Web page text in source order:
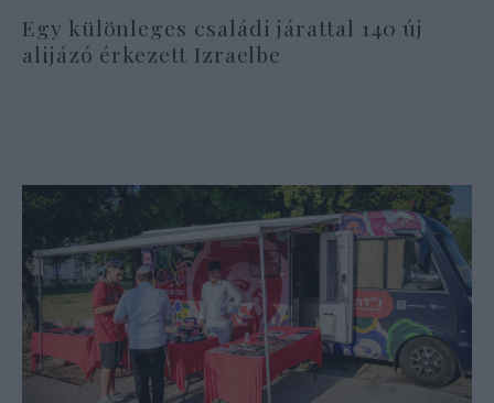
Egy különleges családi járattal 140 új
alijázó érkezett Izraelbe